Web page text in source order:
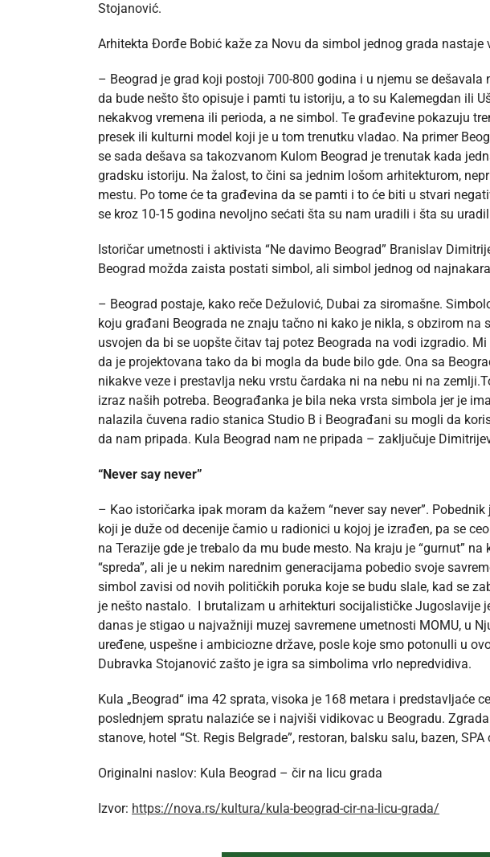
Stojanović.
Arhitekta Đorđe Bobić kaže za Novu da simbol jednog grada nastaje
– Beograd je grad koji postoji 700-800 godina i u njemu se
da bude nešto što opisuje i pamti tu istoriju, a to su Kalemegdan ili
nekakvog vremena ili perioda, a ne simbol. Te građevine pokazuju
presek ili kulturni model koji je u tom trenutku vladao. Na primer
se sada dešava sa takozvanom Kulom Beograd je trenutak kada
gradsku istoriju. Na žalost, to čini sa jednim lošom arhitekturom,
mestu. Po tome će ta građevina da se pamti i to će biti u stvari
se kroz 10-15 godina nevoljno sećati šta su nam uradili i šta su
Istoričar umetnosti i aktivista “Ne davimo Beograd” Branislav
Beograd možda zaista postati simbol, ali simbol jednog od
– Beograd postaje, kako reče Dežulović, Dubai za siromašne.
koju građani Beograda ne znaju tačno ni kako je nikla, s obzirom
usvojen da bi se uopšte čitav taj potez Beograda na vodi izgradio.
da je projektovana tako da bi mogla da bude bilo gde. Ona sa
nikakve veze i prestavlja neku vrstu čardaka ni na nebu ni na
izraz naših potreba. Beograđanka je bila neka vrsta simbola jer je
nalazila čuvena radio stanica Studio B i Beograđani su mogli da
da nam pripada. Kula Beograd nam ne pripada – zaključuje
“Never say never”
– Kao istoričarka ipak moram da kažem “never say never”.
koji je duže od decenije čamio u radionici u kojoj je izrađen, pa se
na Terazije gde je trebalo da mu bude mesto. Na kraju je “gurnut”
“spreda”, ali je u nekim narednim generacijama pobedio svoje
simbol zavisi od novih političkih poruka koje se budu slale, kad se
je nešto nastalo. I brutalizam u arhitekturi socijalističke Jugoslavije
danas je stigao u najvažniji muzej savremene umetnosti MOMU, u
uređene, uspešne i ambiciozne države, posle koje smo potonulli u
Dubravka Stojanović zašto je igra sa simbolima vrlo nepredvidiva.
Kula „Beograd“ ima 42 sprata, visoka je 168 metara i predstavljaće
poslednjem spratu nalaziće se i najviši vidikovac u Beogradu.
stanove, hotel “St. Regis Belgrade”, restoran, balsku salu, bazen, SPA
Originalni naslov: Kula Beograd – čir na licu grada
Izvor: https://nova.rs/kultura/kula-beograd-cir-na-licu-grada/